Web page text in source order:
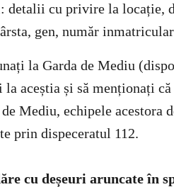
detalii cu privire la locație,
gen, număr
la Garda de Mediu
la aceștia și să menționați
Mediu, echipele acestora
prin dispeceratul 112.
cu deșeuri aruncate în